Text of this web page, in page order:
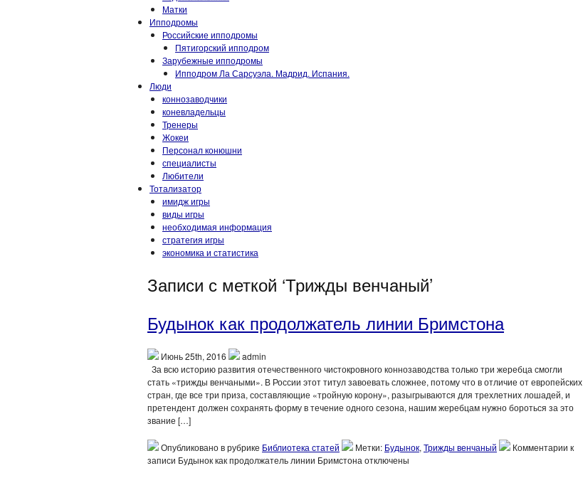
Матки
Ипподромы
Российские ипподромы
Пятигорский ипподром
Зарубежные ипподромы
Ипподром Ла Сарсуэла. Мадрид. Испания.
Люди
коннозаводчики
коневладельцы
Тренеры
Жокеи
Персонал конюшни
специалисты
Любители
Тотализатор
имидж игры
виды игры
необходимая информация
стратегия игры
экономика и статистика
Записи с меткой ‘Трижды венчаный’
Будынок как продолжатель линии Бримстона
Июнь 25th, 2016
admin
За всю историю развития отечественного чистокровного коннозаводства только три жеребца смогли
стать «трижды венчаными». В России этот титул завоевать сложнее, потому что в отличие от европейских
стран, где все три приза, составляющие «тройную корону», разыгрываются для трехлетних лошадей, и
претендент должен сохранять форму в течение одного сезона, нашим жеребцам нужно бороться за это
звание […]
Опубликовано в рубрике Библиотека статей Метки: Будынок, Трижды венчаный Комментарии к
записи Будынок как продолжатель линии Бримстона отключены